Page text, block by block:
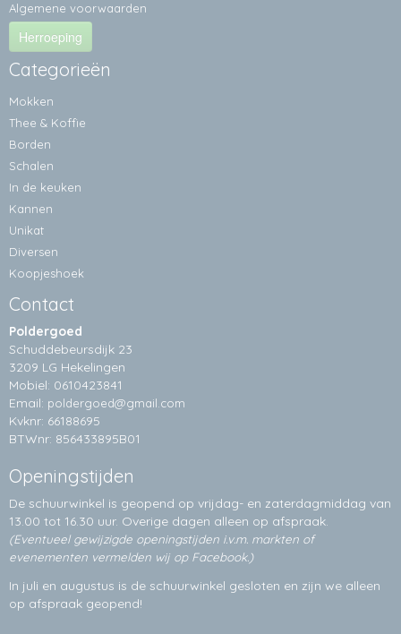
Algemene voorwaarden
Herroeping
Categorieën
Mokken
Thee & Koffie
Borden
Schalen
In de keuken
Kannen
Unikat
Diversen
Koopjeshoek
Contact
Poldergoed
Schuddebeursdijk 23
3209 LG Hekelingen
Mobiel: 0610423841
Email: poldergoed@gmail.com
Kvknr: 66188695
BTWnr: 856433895B01
Openingstijden
De schuurwinkel is geopend op vrijdag- en zaterdagmiddag van
13.00 tot 16.30 uur. Overige dagen alleen op afspraak.
(Eventueel gewijzigde openingstijden i.v.m. markten of
evenementen vermelden wij op Facebook.)
In juli en augustus is de schuurwinkel gesloten en zijn we alleen
op afspraak geopend!